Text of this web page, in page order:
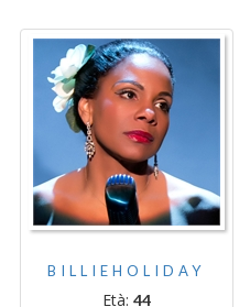
BILLIEHOLIDAY
Età: 44